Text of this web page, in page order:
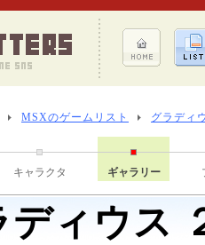
MSXのゲームリスト グラディ
キャラクタ ギャラリー
ディウス